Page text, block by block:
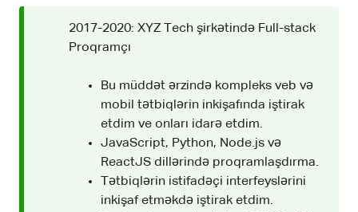
2017-2020: XYZ Tech şirkətində Full-stack
Proqramçı
Bu müddət ərzində kompleks veb və
mobil tətbiqlərin inkişafında iştirak
etdim ve onları idarə etdim.
JavaScript, Python, Node.js və
ReactJS dillərində proqramlaşdırma.
Tətbiqlərin istifadəçi interfeyslərini
inkişaf etməkdə iştirak etdim.